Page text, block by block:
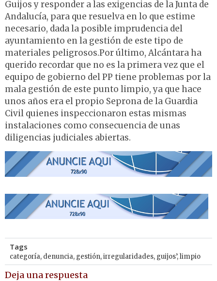
Guijos y responder a las exigencias de la Junta de
Andalucía, para que resuelva en lo que estime
necesario, dada la posible imprudencia del
ayuntamiento en la gestión de este tipo de
materiales peligrosos.Por último, Alcántara ha
querido recordar que no es la primera vez que el
equipo de gobierno del PP tiene problemas por la
mala gestión de este punto limpio, ya que hace
unos años era el propio Seprona de la Guardia
Civil quienes inspeccionaron estas mismas
instalaciones como consecuencia de unas
diligencias judiciales abiertas.
Tags
categoría, denuncia, gestión,irregularidades, guijos’,limpio
Deja una respuesta